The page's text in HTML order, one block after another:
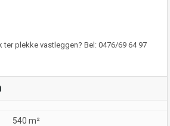
plekke vastleggen? Bel: 0476/69 64 97
540 m²